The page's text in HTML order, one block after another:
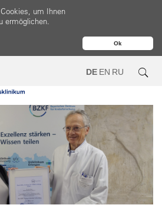
Ok
um Ihnen
ermöglichen.
DE EN RU